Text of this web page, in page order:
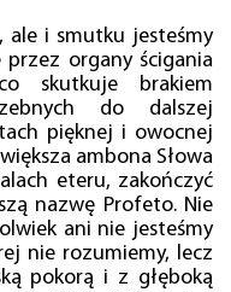
ale i smutku jesteśmy
organy ścigania
skutkuje brakiem
do dalszej
pięknej i owocnej
ambona Słowa
eteru, zakończyć
nazwę Profeto. Nie
ani nie jesteśmy
nie rozumiemy, lecz
pokorą i z głęboką